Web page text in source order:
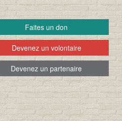
Faites un don
Devenez un volontaire
Devenez un partenaire